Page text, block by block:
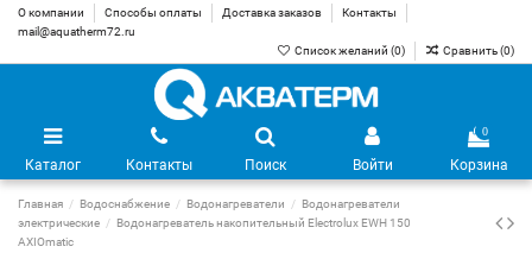
О компании Способы оплаты Доставка заказов
Контакты
mail@aquatherm72.ru
Список желаний (0) Сравнить (0)
Каталог Контакты Поиск Войти
0
Корзина
Главная Водоснабжение Водонагреватели
Водонагреватели
электрические
Водонагреватель накопительный Electrolux EWH 150
AXIOmatic